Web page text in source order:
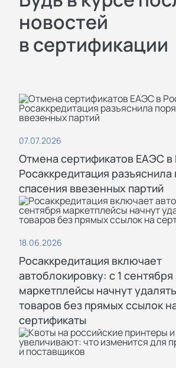
регистрируем
реестре;
Почему стоит
выбирать
новостей
в сертификации
07.07.2026
Отмена сертификатов ЕАЭС в
Росаккредитация разъяснила
спасения ввезенных партий
18.06.2026
Росаккредитация включает
автоблокировку: с 1 сентября
маркетплейсы начнут
товаров без прямых ссылок
сертификаты